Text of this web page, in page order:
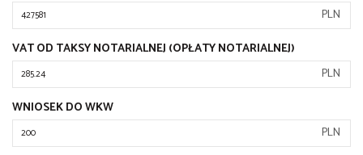
PLN
VAT OD TAKSY NOTARIALNEJ (OPŁATY NOTARIALNEJ)
PLN
WNIOSEK DO WKW
PLN